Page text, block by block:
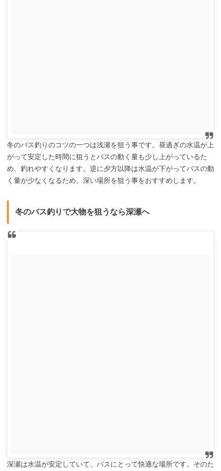
冬のバス釣りのコツの一つは浅瀬を狙う事です。昼過ぎの水温が上
がって安定した時間に狙うとバスの動く量も少し上がっているた
め、釣れやすくなります。逆に夕方以降は水温が下がってバスの動
く量が少なくなるため、深い場所を狙う事をおすすめします。
冬のバス釣りで大物を狙うなら深瀬へ
深瀬は水温が安定していて、バスにとって快適な場所です。そのた